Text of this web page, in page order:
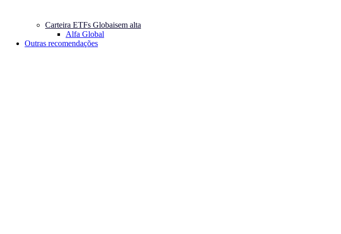
Carteira ETFs Globaisem alta
Alfa Global
Outras recomendações